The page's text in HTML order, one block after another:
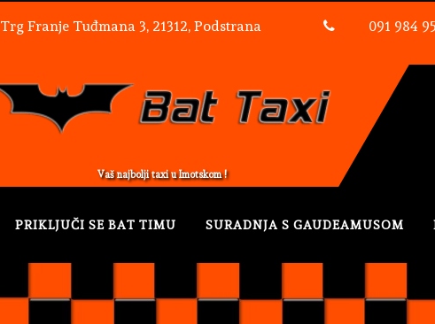
Trg Franje Tuđmana 3, 21312, Podstrana 091 984
Vaš najbolji taxi u Imotskom !
PRIKLJUČI SE BAT TIMU SURADNJA S GAUDEAMUSOM
SVE